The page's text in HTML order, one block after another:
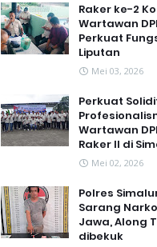
Raker ke-2
Wartawan
Perkuat
Liputan
Mei 03, 2026
Perkuat
Wartawan
Raker II di
Mei 02, 2026
Polres
Sarang
Jawa, Along
dibekuk